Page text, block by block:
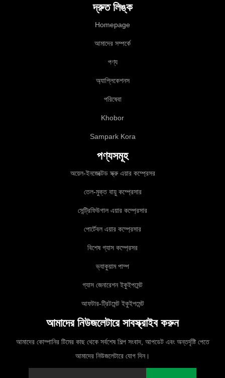
দ্রুত লিঙ্ক
Homepage
আমাদের সম্পর্কে
পণ্য
অ্যাপ্লিকেশনস
পরিষেবা
Khobor
Sampark Kora
পণ্যসমূহ
অয়েল-ইনজেক্টেড স্ক্রু এয়ার কম্প্রেসর
তেল-মুক্ত বায়ু কম্প্রেসার
সেন্ট্রিফিউগাল এয়ার কম্প্রেসার
পোর্টেবল এয়ার কম্প্রেসার
বিশেষ গ্যাস কম্প্রেসর
ভ্যাকুয়াম পাম্প
গ্যাস জেনারেশন ইকুইপমেন্ট
আফটার-ট্রিটমেন্ট ইকুইপমেন্ট
আমাদের নিউজলেটারে সাবস্ক্রাইব করুন
আমাদের কোম্পানির টিমের কাছ থেকে সর্বশেষ শিল্প সংবাদ, আপডেট এবং অন্তর্দৃষ্টি পেতে
আমাদের নিউজলেটারে যোগ দিন।